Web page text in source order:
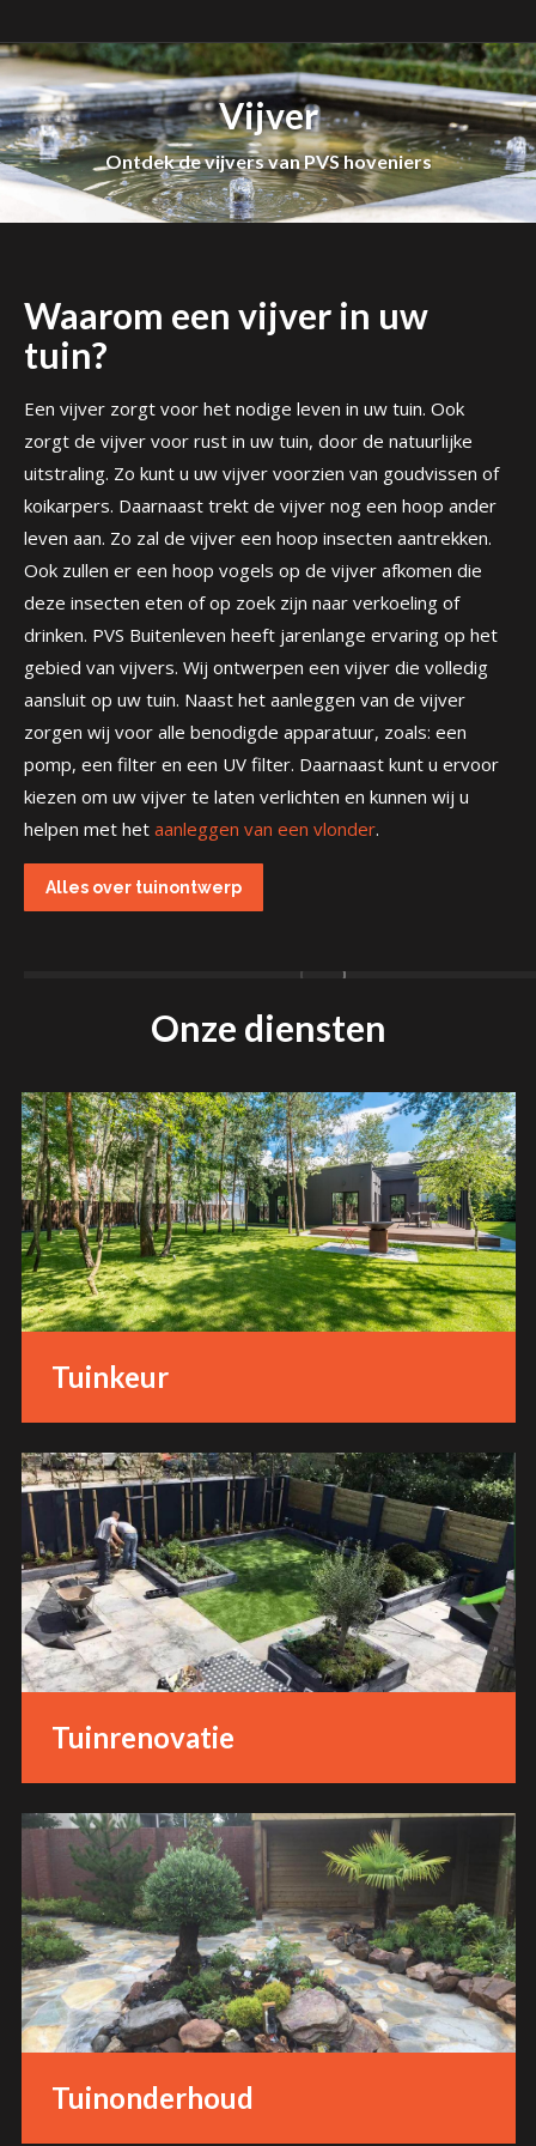
Vijver
Ontdek de vijvers van PVS hoveniers
Waarom een vijver in uw
tuin?
Een vijver zorgt voor het nodige leven in uw tuin. Ook
zorgt de vijver voor rust in uw tuin, door de natuurlijke
uitstraling. Zo kunt u uw vijver voorzien van goudvissen of
koikarpers. Daarnaast trekt de vijver nog een hoop ander
leven aan. Zo zal de vijver een hoop insecten aantrekken.
Ook zullen er een hoop vogels op de vijver afkomen die
deze insecten eten of op zoek zijn naar verkoeling of
drinken. PVS Buitenleven heeft jarenlange ervaring op het
gebied van vijvers. Wij ontwerpen een vijver die volledig
aansluit op uw tuin. Naast het aanleggen van de vijver
zorgen wij voor alle benodigde apparatuur, zoals: een
pomp, een filter en een UV filter. Daarnaast kunt u ervoor
kiezen om uw vijver te laten verlichten en kunnen wij u
helpen met het aanleggen van een vlonder.
Alles over tuinontwerp
Onze diensten
Tuinkeur
Tuinrenovatie
Tuinonderhoud